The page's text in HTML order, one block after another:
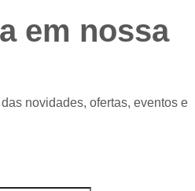
em nossa
novidades, ofertas, eventos e